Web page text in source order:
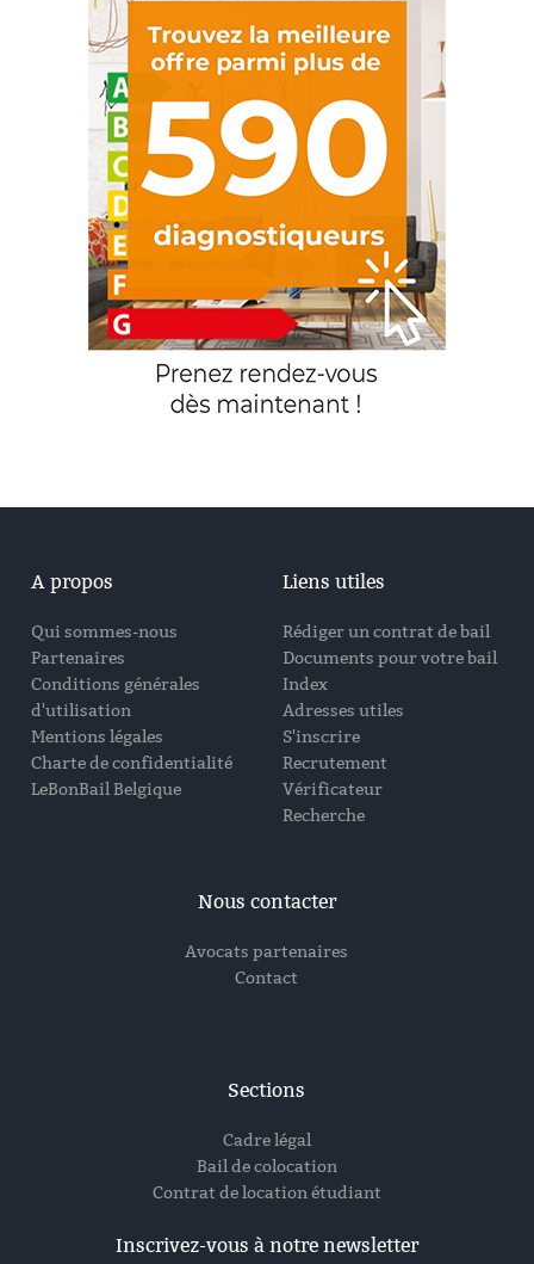
A propos
Qui sommes-nous
Partenaires
Conditions générales
d'utilisation
Mentions légales
Charte de confidentialité
LeBonBail Belgique
Liens utiles
Rédiger un contrat de bail
Documents pour votre bail
Index
Adresses utiles
S'inscrire
Recrutement
Vérificateur
Recherche
Nous contacter
Avocats partenaires
Contact
Sections
Cadre légal
Bail de colocation
Contrat de location étudiant
Inscrivez-vous à notre newsletter